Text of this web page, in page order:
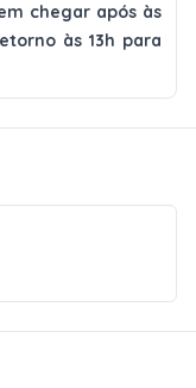
chegar após às
às 13h para